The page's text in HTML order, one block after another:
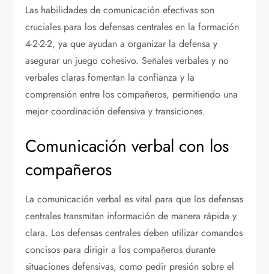
Las habilidades de comunicación efectivas son
cruciales para los defensas centrales en la formación
4-2-2-2, ya que ayudan a organizar la defensa y
asegurar un juego cohesivo. Señales verbales y no
verbales claras fomentan la confianza y la
comprensión entre los compañeros, permitiendo una
mejor coordinación defensiva y transiciones.
Comunicación verbal con los
compañeros
La comunicación verbal es vital para que los defensas
centrales transmitan información de manera rápida y
clara. Los defensas centrales deben utilizar comandos
concisos para dirigir a los compañeros durante
situaciones defensivas, como pedir presión sobre el